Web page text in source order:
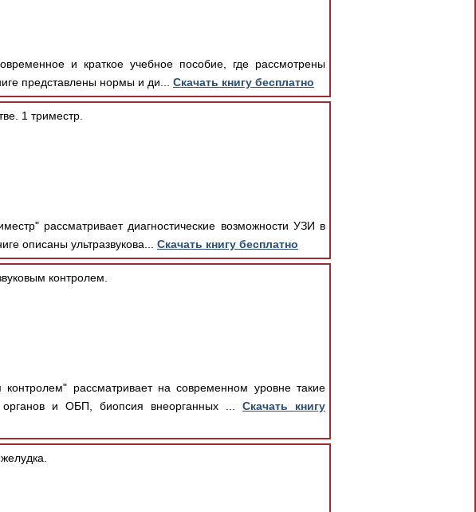
и краткое учебное пособие, где рассмотрены
представлены нормы и ди... Скачать книгу бесплатно
1 триместр.
рассматривает диагностические возможности УЗИ в
описаны ультразвукова... Скачать книгу бесплатно
контролем.
рассматривает на современном уровне такие
и ОБП, биопсия внеорганных ... Скачать книгу